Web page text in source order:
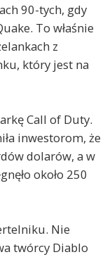
90-tych, gdy
To właśnie
z
który jest na
Call of Duty.
inwestorom, że
dolarów, a w
około 250
Nie
twórcy Diablo